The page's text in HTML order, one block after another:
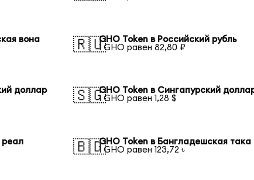
вона
🇷🇺GHO Token в Российский рубль
1 GHO равен 82,80 ₽
доллар
🇸🇬GHO Token в Сингапурский
1 GHO равен 1,28 $
реал
🇧🇩GHO Token в Бангладешская така
1 GHO равен 123,72 ৳